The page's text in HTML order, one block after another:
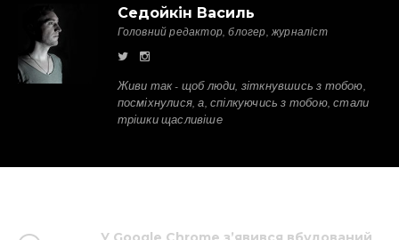
Седойкін Василь
Головний редактор, блогер, журналіст
Живи так - щоб люди, зіткнувшись з тобою,
посміхнулися, а, спілкуючись з тобою, стали
трішки щасливіше